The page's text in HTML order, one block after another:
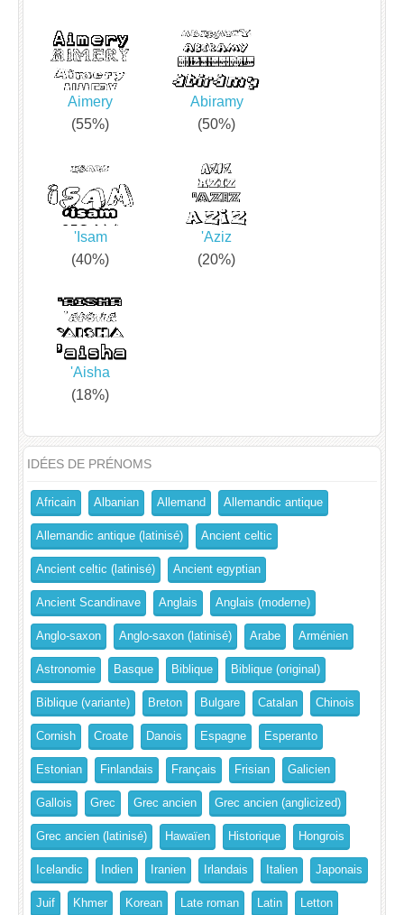
Aimery
(55%)
Abiramy
(50%)
'Isam
(40%)
'Aziz
(20%)
'Aisha
(18%)
IDÉES DE PRÉNOMS
Africain Albanian Allemand Allemandic antique
Allemandic antique (latinisé) Ancient celtic
Ancient celtic (latinisé) Ancient egyptian
Ancient Scandinave Anglais Anglais (moderne)
Anglo-saxon Anglo-saxon (latinisé) Arabe Arménien
Astronomie Basque Biblique Biblique (original)
Biblique (variante) Breton Bulgare Catalan Chinois
Cornish Croate Danois Espagne Esperanto
Estonian Finlandais Français Frisian Galicien
Gallois Grec Grec ancien Grec ancien (anglicized)
Grec ancien (latinisé) Hawaïen Historique Hongrois
Icelandic Indien Iranien Irlandais Italien Japonais
Juif Khmer Korean Late roman Latin Letton